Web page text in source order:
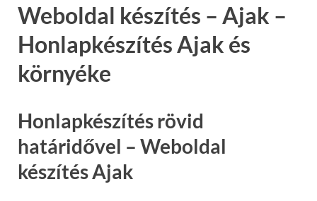
Weboldal készítés – Ajak –
Honlapkészítés Ajak és
környéke
Honlapkészítés rövid
határidővel – Weboldal
készítés Ajak